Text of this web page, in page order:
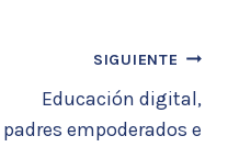
SIGUIENTE
Educación digital,
padres empoderados e